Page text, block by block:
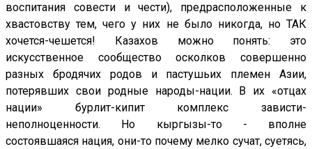
воспитания совести и чести), предрасположенные к
хвастовству тем, чего у них не было никогда, но ТАК
хочется-чешется! Казахов можно понять: это
искусственное сообщество осколков совершенно
разных бродячих родов и пастушьих племен Азии,
потерявших свои родные народы-нации. В их «отцах
нации» бурлит-кипит комплекс зависти-
неполноценности. Но кыргызы-то - вполне
состоявшаяся нация, они-то почему мелко сучат, суетясь,